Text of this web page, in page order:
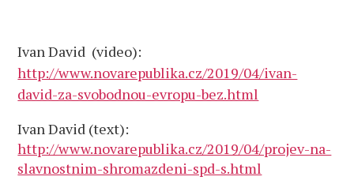
Ivan David (video):
http://www.novarepublika.cz/2019/04/ivan-
david-za-svobodnou-evropu-bez.html
Ivan David (text):
http://www.novarepublika.cz/2019/04/projev-na-
slavnostnim-shromazdeni-spd-s.html